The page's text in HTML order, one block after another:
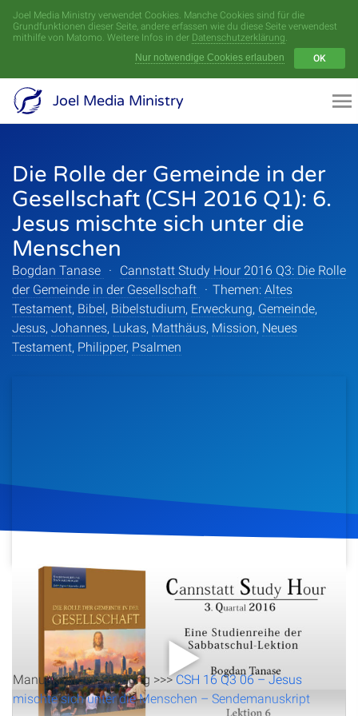
Joel Media Ministry verwendet Cookies. Manche Cookies sind für die
Grundfunktionen dieser Seite, andere erfassen wie du diese Seite verwendest
mithilfe von Matomo. Weitere Infos in der Datenschutzerklärung.
Nur notwendige Cookies erlauben
OK
Joel Media Ministry
Die Rolle der Gemeinde in der
Gesellschaft (CSH 2016 Q1): 6.
Jesus mischte sich unter die
Menschen
Bogdan Tanase ·
Cannstatt Study Hour 2016 Q3: Die Rolle
der Gemeinde in der Gesellschaft · Themen: Altes
Testament, Bibel, Bibelstudium, Erweckung, Gemeinde,
Jesus, Johannes, Lukas, Matthäus, Mission, Neues
Testament, Philipper, Psalmen
Klicks Download
Manuskript zur Sendung >>>CSH 16 Q3 06 – Jesus
mischte sich unter die Menschen – Sendemanuskript
Menü
Videoarchiv
Serien
Sprecher
Startseite
Spenden